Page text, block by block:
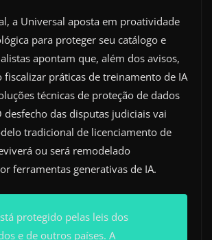
a Universal aposta em proatividade
para proteger seu catálogo e
apontam que, além dos avisos,
fiscalizar práticas de treinamento de IA
técnicas de proteção de dados
desfecho das disputas judiciais vai
tradicional de licenciamento de
ou será remodelado
ferramentas generativas de IA.
protegido pelas leis dos
e de outros países. A